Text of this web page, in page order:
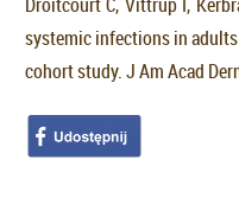
Droitcourt C, Vittrup I,
systemic infections in
cohort study. J Am Acad